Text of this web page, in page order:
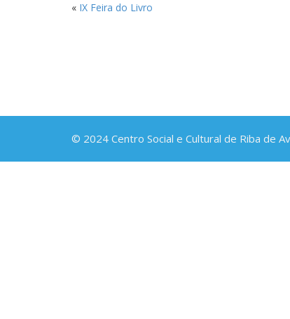
« IX Feira do Livro
© 2024 Centro Social e Cultural de Riba de